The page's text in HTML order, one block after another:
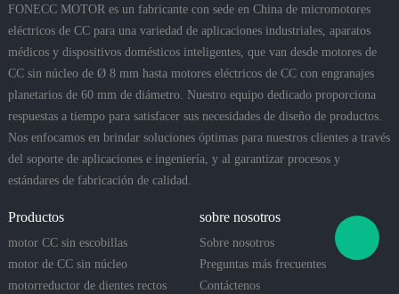
FONECC MOTOR es un fabricante con sede en China de micromotores
eléctricos de CC para una variedad de aplicaciones industriales, aparatos
médicos y dispositivos domésticos inteligentes, que van desde motores de
CC sin núcleo de Ø 8 mm hasta motores eléctricos de CC con engranajes
planetarios de 60 mm de diámetro. Nuestro equipo dedicado proporciona
respuestas a tiempo para satisfacer sus necesidades de diseño de productos.
Nos enfocamos en brindar soluciones óptimas para nuestros clientes a través
del soporte de aplicaciones e ingeniería, y al garantizar procesos y
estándares de fabricación de calidad.
Productos
motor CC sin escobillas
motor de CC sin núcleo
motorreductor de dientes rectos
sobre nosotros
Sobre nosotros
Preguntas más frecuentes
Contáctenos